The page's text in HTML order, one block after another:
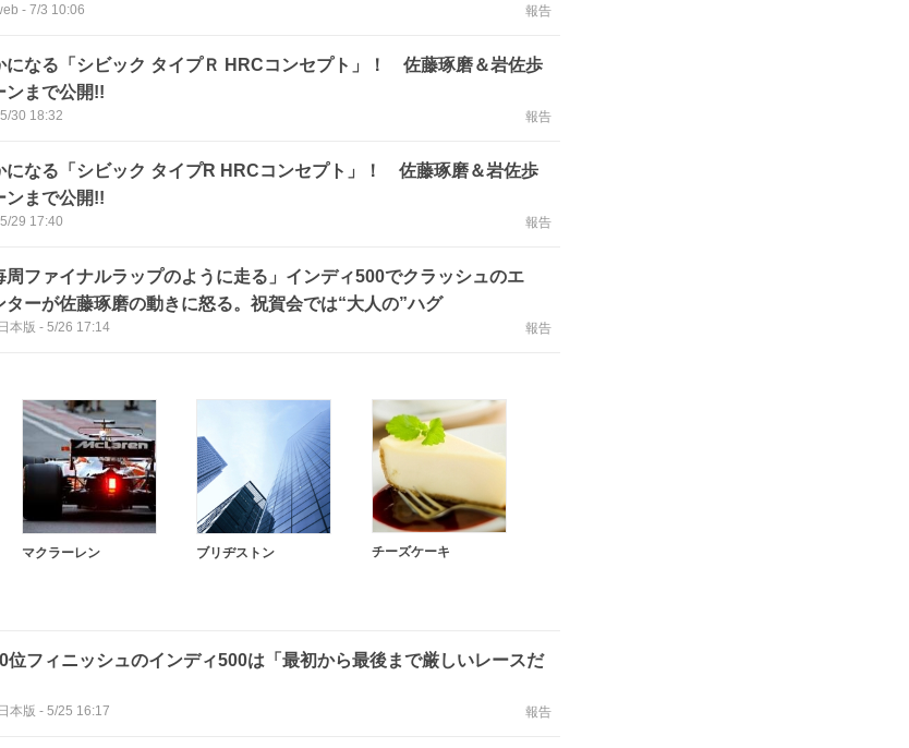
- 7/3 10:06 報告
になる「シビック タイプＲ HRCコンセプト」！ 佐藤琢磨＆岩佐歩
ンまで公開!!
5/30 18:32 報告
になる「シビック タイプR HRCコンセプト」！ 佐藤琢磨＆岩佐歩
ンまで公開!!
5/29 17:40 報告
周ファイナルラップのように走る」インディ500でクラッシュのエ
ターが佐藤琢磨の動きに怒る。祝賀会では“大人の”ハグ
本版 - 5/26 17:14 報告
マクラーレン ブリヂストン チーズケーキ
位フィニッシュのインディ500は「最初から最後まで厳しいレースだ
本版 - 5/25 16:17 報告